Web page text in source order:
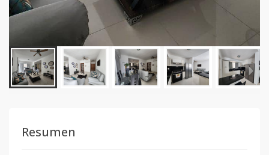
Resumen